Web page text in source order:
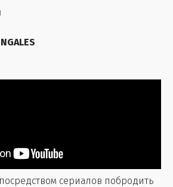
сериалов побродить